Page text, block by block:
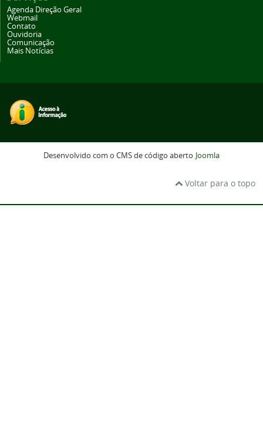
Agenda Direção Geral
Webmail
Contato
Ouvidoria
Comunicação
Mais Notícias
Desenvolvido com o CMS de código aberto Joomla
Voltar para o topo